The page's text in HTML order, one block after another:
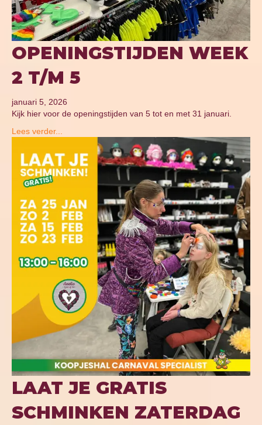
OPENINGSTIJDEN WEEK
2 T/M 5
januari 5, 2026
Kijk hier voor de openingstijden van 5 tot en met 31 januari.
Lees verder...
LAAT JE GRATIS
SCHMINKEN ZATERDAG